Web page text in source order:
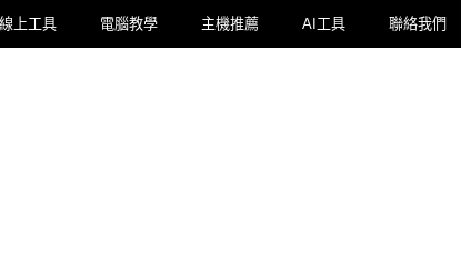
線上工具 電腦教學 主機推薦 AI工具 聯絡我們